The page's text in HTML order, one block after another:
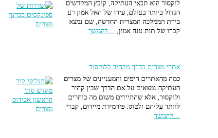
שלו גהור שייסד את קהיר. הם הצטיינו בשלטון סובלני ונאור ובהבנה ניאו
של מצוות האסלאם, מסתכלים על הכול דרך משקפיים של שבע.
שלהם הייתה בתוניס מהדיה במקום קירואן. הפטימים שלטו בתוניס
בצפון אפריקה הוא ברובו סופי, קשור למיסטיקה, כשהמסדר הבולט
ביותר, המצאה צפון אפריקאית מקורית, הוא של השאזליה
לוקסור היא תבאי העתיקה, קובץ המקדשים
הגדול ביותר בעולם, עירו של האל אמון רע
בירת הממלכה המצרית החדשה, שם נמצא
קברו של תות ענח אמון, …להמשך
אתרי מצרים בדרך מקהיר ללוקסור
כמה מהאתרים היפים והמעניינים של מצרים
העתיקה נמצאים על אם הדרך שבין קהיר
ולוקסור, אלא שהתיירים משום מה בוחרים
לוותר עליהם ולטוס. פירמידת מיידום, קברי
…להמשך